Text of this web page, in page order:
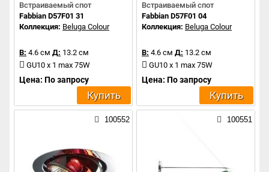
Встраиваемый спот
Fabbian D57F01 31
Коллекция: Beluga Colour
В: 4.6 см Д: 13.2 см
GU10 x 1 max 75W
Цена: По запросу
Купить
Встраиваемый спот
Fabbian D57F01 04
Коллекция: Beluga Colour
В: 4.6 см Д: 13.2 см
GU10 x 1 max 75W
Цена: По запросу
Купить
100552 100551